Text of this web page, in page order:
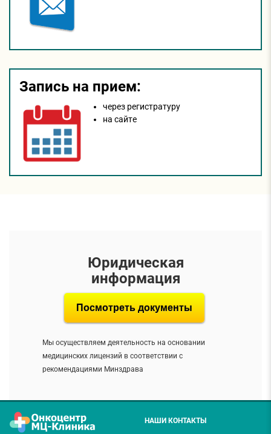
Запись на прием:
через регистратуру
на сайтe
Юридическая
информация
Посмотреть документы
Мы осуществляем деятельность на основании
медицинских лицензий в соответствии с
рекомендациями Минздрава
НАШИ КОНТАКТЫ